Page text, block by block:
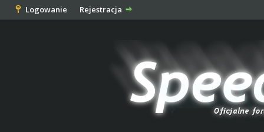
Logowanie Rejestracja